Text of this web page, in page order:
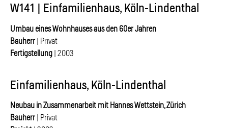
W141 | Einfamilienhaus, Köln-Lindenthal
Umbau eines Wohnhauses aus den 60er Jahren
Bauherr | Privat
Fertigstellung | 2003
Einfamilienhaus, Köln-Lindenthal
Neubau in Zusammenarbeit mit Hannes Wettstein, Zürich
Bauherr | Privat